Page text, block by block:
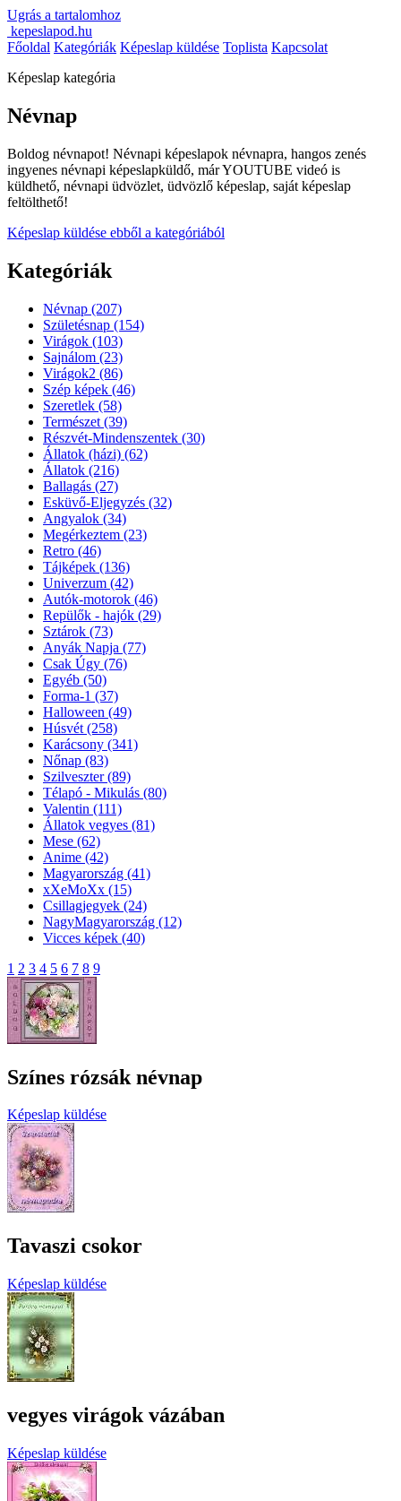
Ugrás a tartalomhoz
kepeslapod.hu
Főoldal Kategóriák Képeslap küldése Toplista Kapcsolat
Képeslap kategória
Névnap
Boldog névnapot! Névnapi képeslapok névnapra, hangos zenés
ingyenes névnapi képeslapküldő, már YOUTUBE videó is
küldhető, névnapi üdvözlet, üdvözlő képeslap, saját képeslap
feltölthető!
Képeslap küldése ebből a kategóriából
Kategóriák
Névnap (207)
Születésnap (154)
Virágok (103)
Sajnálom (23)
Virágok2 (86)
Szép képek (46)
Szeretlek (58)
Természet (39)
Részvét-Mindenszentek (30)
Állatok (házi) (62)
Állatok (216)
Ballagás (27)
Esküvő-Eljegyzés (32)
Angyalok (34)
Megérkeztem (23)
Retro (46)
Tájképek (136)
Univerzum (42)
Autók-motorok (46)
Repülők - hajók (29)
Sztárok (73)
Anyák Napja (77)
Csak Úgy (76)
Egyéb (50)
Forma-1 (37)
Halloween (49)
Húsvét (258)
Karácsony (341)
Nőnap (83)
Szilveszter(89)
Télapó - Mikulás (80)
Valentin (111)
Állatok vegyes (81)
Mese (62)
Anime (42)
Magyarország (41)
xXeMoXx (15)
Csillagjegyek (24)
NagyMagyarország (12)
Vicces képek (40)
1 2 3 4 5 6 7 8 9
Színes rózsák névnap
Képeslap küldése
Tavaszi csokor
Képeslap küldése
vegyes virágok vázában
Képeslap küldése